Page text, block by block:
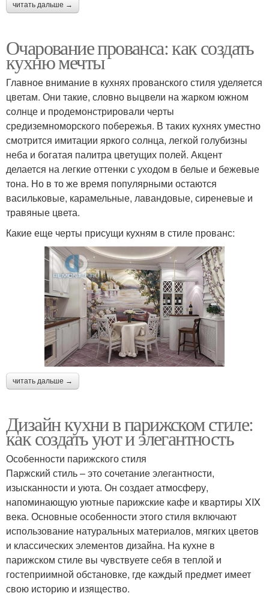
читать дальше →
Очарование прованса: как создать
кухню мечты
Главное внимание в кухнях прованского стиля уделяется
цветам. Они такие, словно выцвели на жарком южном
солнце и продемонстрировали черты
средиземноморского побережья. В таких кухнях уместно
смотрится имитации яркого солнца, легкой голубизны
неба и богатая палитра цветущих полей. Акцент
делается на легкие оттенки с уходом в белые и бежевые
тона. Но в то же время популярными остаются
васильковые, карамельные, лавандовые, сиреневые и
травяные цвета.
Какие еще черты присущи кухням в стиле прованс:
читать дальше →
Дизайн кухни в парижском стиле:
как создать уют и элегантность
Особенности парижского стиля
Паржский стиль – это сочетание элегантности,
изысканности и уюта. Он создает атмосферу,
напоминающую уютные парижские кафе и квартиры XIX
века. Основные особенности этого стиля включают
использование натуральных материалов, мягких цветов
и классических элементов дизайна. На кухне в
парижском стиле вы чувствуете себя в теплой и
гостеприимной обстановке, где каждый предмет имеет
свою историю и изящество.